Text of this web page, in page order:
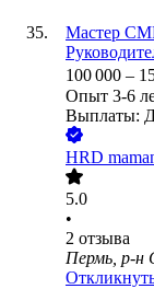
Мастер
100 000 –
Опыт 3-6
Выплаты:
HRD
5.0
•
2 отзыва
Пермь, р-н